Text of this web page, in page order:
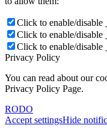
Click to enable/
Click to enable/
Click to enable/
Privacy Policy
You can read about our
Privacy Policy Page.
RODO
Accept settingsHide